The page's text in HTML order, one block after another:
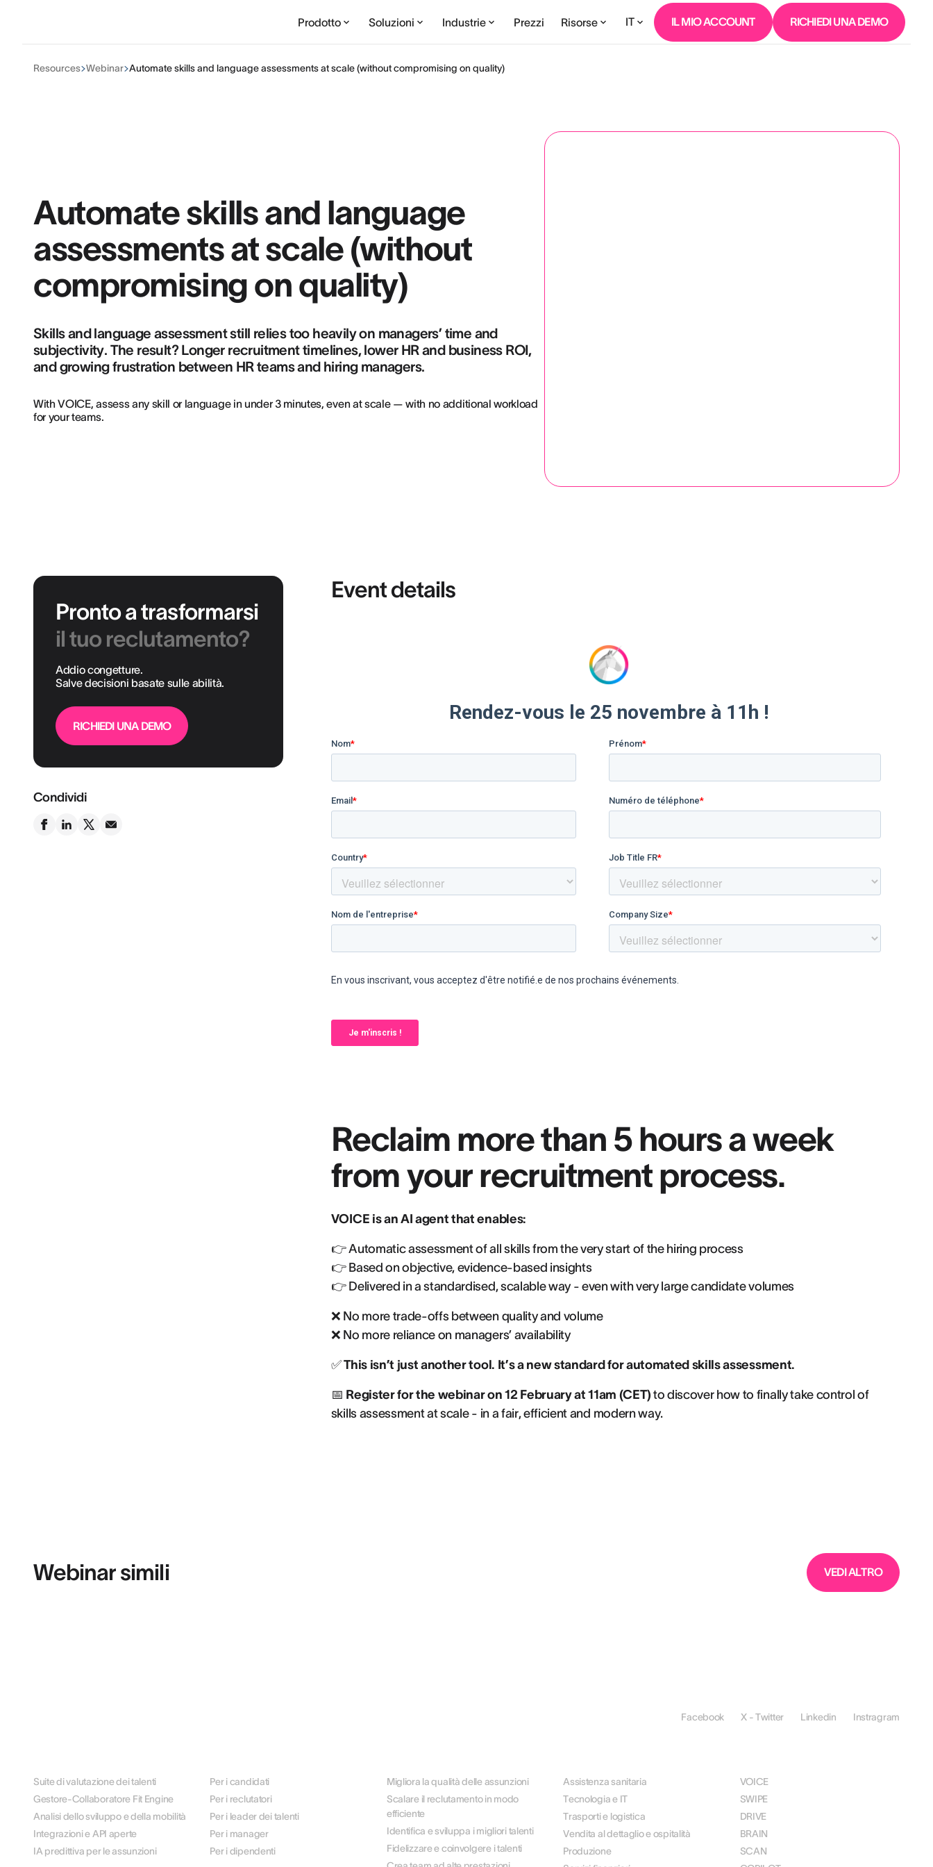
Prodotto Soluzioni Industrie Prezzi Risorse IT IL MIO ACCOUNT RICHIEDI UNA DEMO
Resources Webinar Automate skills and language assessments at scale (without compromising on quality)
Automate skills and language
assessments at scale (without
compromising on quality)
Skills and language assessment still relies too heavily on managers’ time and
subjectivity. The result? Longer recruitment timelines, lower HR and business ROI,
and growing frustration between HR teams and hiring managers.
With VOICE, assess any skill or language in under 3 minutes, even at scale — with no additional workload
for your teams.
Pronto a trasformarsi
il tuo reclutamento?
Addio congetture.
Salve decisioni basate sulle abilità.
RICHIEDI UNA DEMO
Condividi
Event details
Reclaim more than 5 hours a week
from your recruitment process.
VOICE is an AI agent that enables:
👉 Automatic assessment of all skills from the very start of the hiring process
👉 Based on objective, evidence-based insights
👉 Delivered in a standardised, scalable way - even with very large candidate volumes
❌ No more trade-offs between quality and volume
❌ No more reliance on managers’ availability
✅This isn’t just another tool. It’s a new standard for automated skills assessment.
📅 Register for the webinar on 12 February at 11am (CET) to discover how to finally take control of
skills assessment at scale - in a fair, efficient and modern way.
Webinar simili VEDI ALTRO
Facebook X - Twitter Linkedin Instragram
Suite di valutazione dei talenti
Gestore-Collaboratore Fit Engine
Analisi dello sviluppo e della mobilità
Integrazioni e API aperte
IA predittiva per le assunzioni
Per i candidati
Per i reclutatori
Per i leader dei talenti
Per i manager
Per i dipendenti
Migliora la qualità delle assunzioni
Scalare il reclutamento in modo
efficiente
Identifica e sviluppa i migliori talenti
Fidelizzare e coinvolgere i talenti
Assistenza sanitaria
Tecnologia e IT
Trasporti e logistica
Vendita al dettaglio e ospitalità
Produzione
VOICE
SWIPE
DRIVE
BRAIN
SCAN